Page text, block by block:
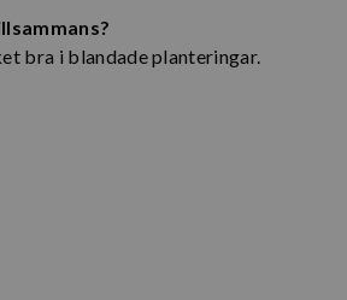
bra i blandade planteringar.